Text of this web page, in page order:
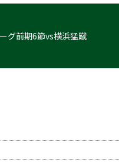
グ前期6節vs横浜猛蹴